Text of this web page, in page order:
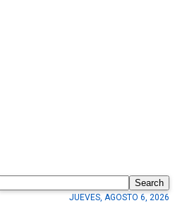
Search
JUEVES, AGOSTO 6, 2026